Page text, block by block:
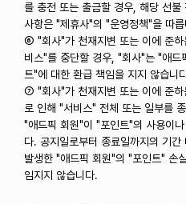
를 충전 또는 출금할 경우, 해당 선
사항은 "제휴사"의 "운영정책"을 따
⑥ "회사"가 천재지변 또는 이에 준하
비스"를 중단할 경우, "회사"는 "애드
트"에 대한 환급 책임을 지지 않습니
⑦ "회사"가 천재지변 또는 이에 준하
로 인해 "서비스" 전체 또는 일부를
"애드픽 회원"이 "포인트"의 사용이
다. 공지일로부터 종료일까지의 기
발생한 "애드픽 회원"의 "포인트" 손
임지지 않습니다.